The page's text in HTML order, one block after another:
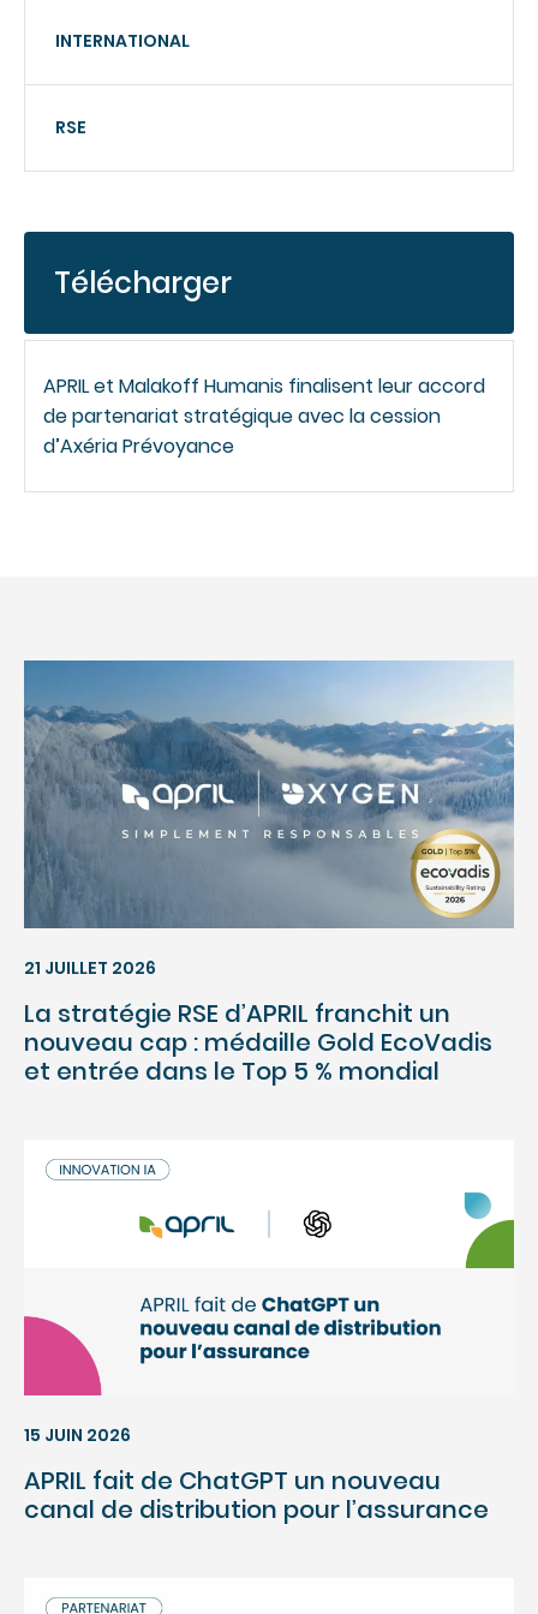
INTERNATIONAL
RSE
Télécharger
APRIL et Malakoff Humanis finalisent leur accord
de partenariat stratégique avec la cession
d’Axéria Prévoyance
21 JUILLET 2026
La stratégie RSE d’APRIL franchit un
nouveau cap : médaille Gold EcoVadis
et entrée dans le Top 5 % mondial
15 JUIN 2026
APRIL fait de ChatGPT un nouveau
canal de distribution pour l’assurance